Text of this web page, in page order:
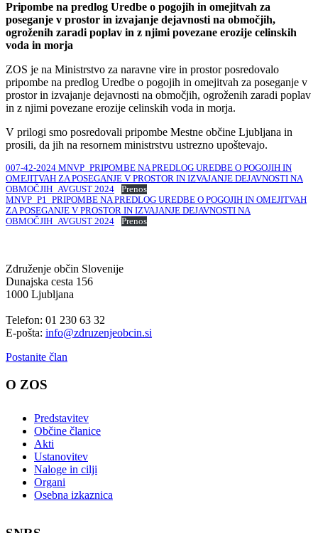
Pripombe na predlog Uredbe o pogojih in omejitvah za
poseganje v prostor in izvajanje dejavnosti na območjih,
ogroženih zaradi poplav in z njimi povezane erozije celinskih
voda in morja
ZOS je na Ministrstvo za naravne vire in prostor posredovalo
pripombe na predlog Uredbe o pogojih in omejitvah za poseganje v
prostor in izvajanje dejavnosti na območjih, ogroženih zaradi poplav
in z njimi povezane erozije celinskih voda in morja.
V prilogi smo posredovali pripombe Mestne občine Ljubljana in
prosili, da jih na resornem ministrstvu ustrezno upoštevajo.
007-42-2024 MNVP_PRIPOMBE NA PREDLOG UREDBE O POGOJIH IN
OMEJITVAH ZA POSEGANJE V PROSTOR IN IZVAJANJE DEJAVNOSTI NA
OBMOČJIH_AVGUST 2024
Prenos
MNVP_P1_PRIPOMBE NA PREDLOG UREDBE O POGOJIH IN OMEJITVAH
ZA POSEGANJE V PROSTOR IN IZVAJANJE DEJAVNOSTI NA
OBMOČJIH_AVGUST 2024
Prenos
Združenje občin Slovenije
Dunajska cesta 156
1000 Ljubljana
Telefon: 01 230 63 32
E-pošta: info@zdruzenjeobcin.si
Postanite član
O ZOS
Predstavitev
Občine članice
Akti
Ustanovitev
Naloge in cilji
Organi
Osebna izkaznica